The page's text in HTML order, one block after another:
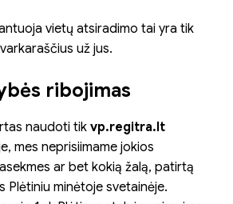
vietų atsiradimo tai yra tik
už jus.
ribojimas
naudoti tikvp.regitra.lt
mes neprisiimame jokios
ar bet kokią žalą, patirtą
Plėtiniu minėtoje svetainėje.